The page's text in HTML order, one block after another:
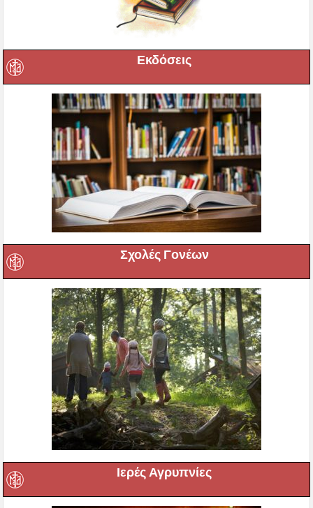
Εκδόσεις
Σχολές Γονέων
Ιερές Αγρυπνίες